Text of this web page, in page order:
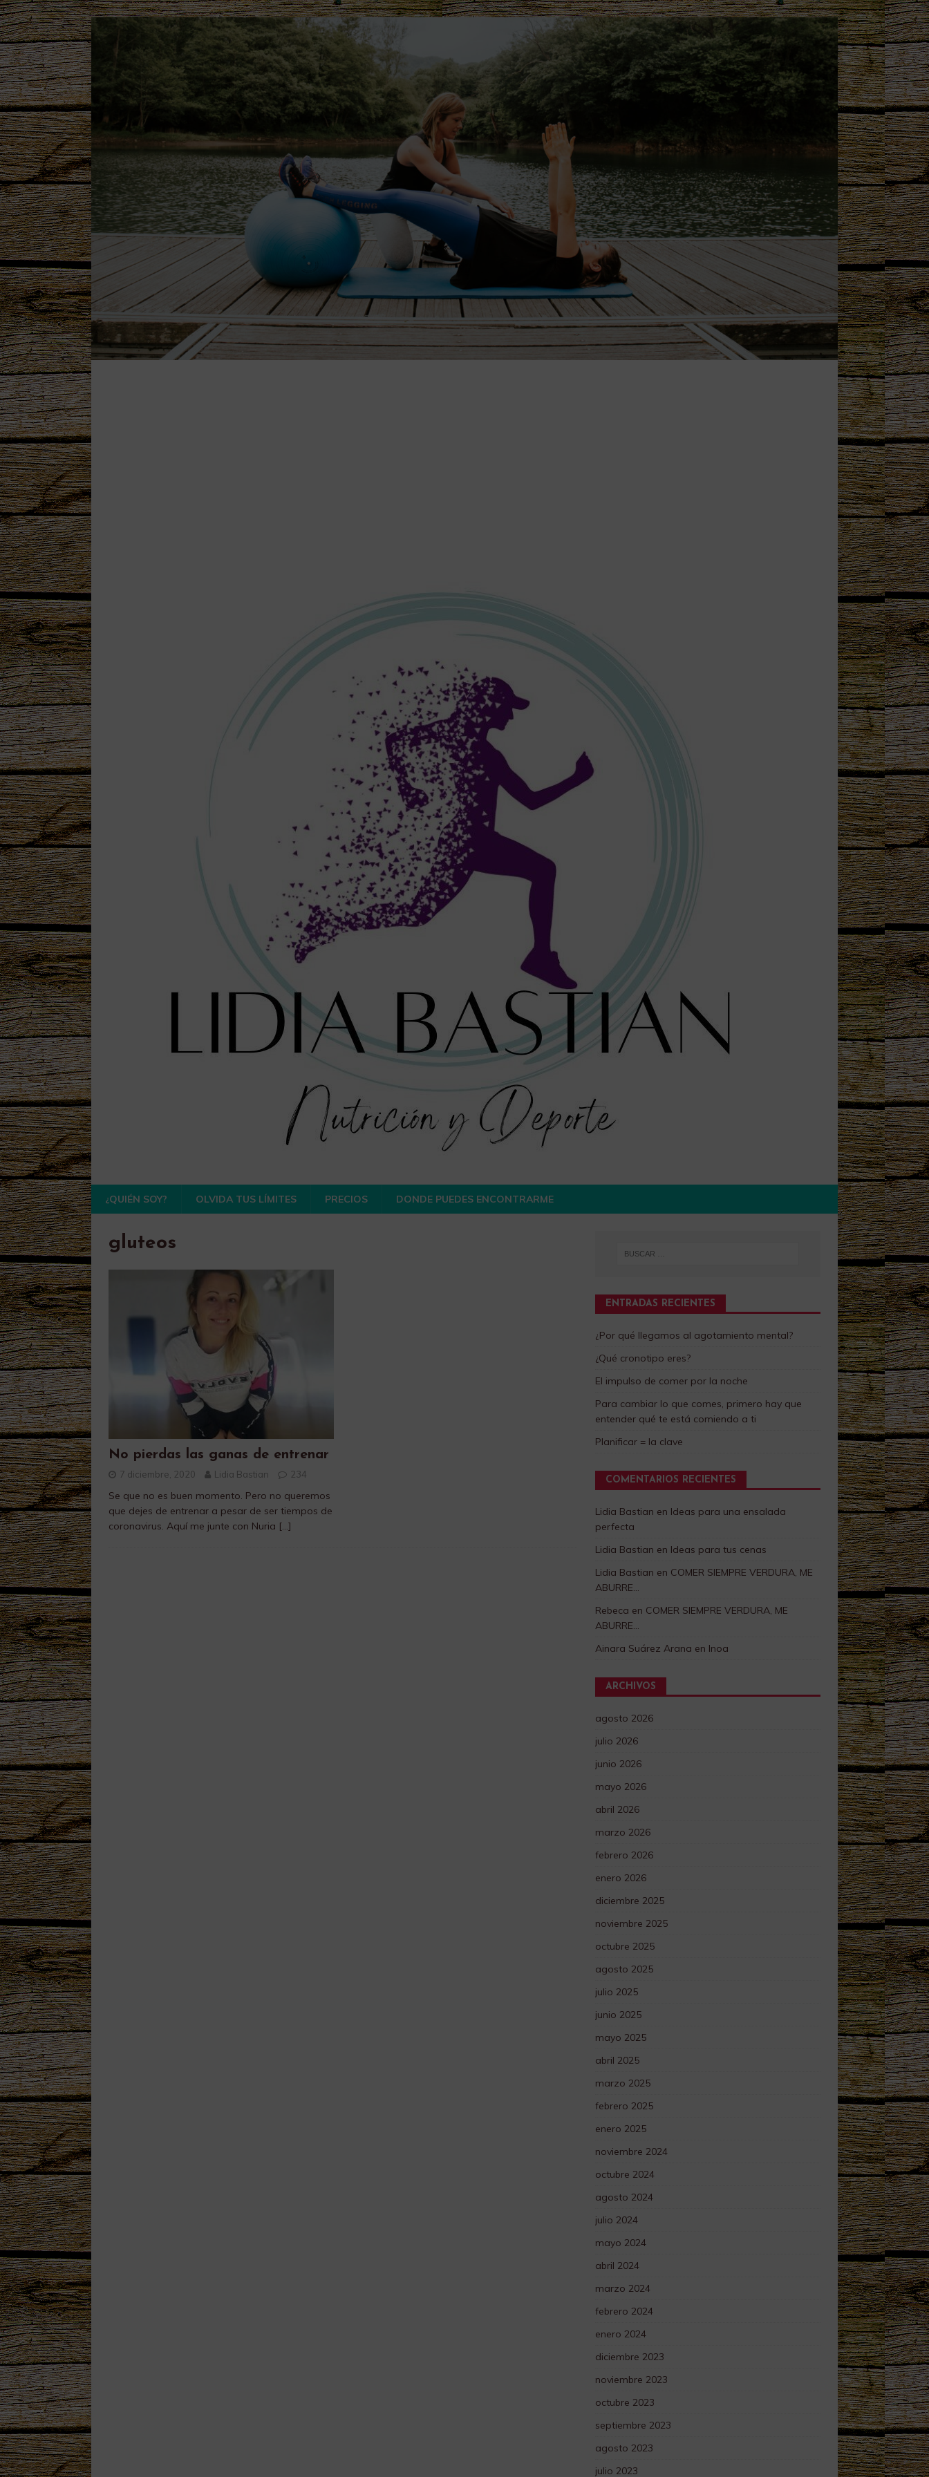
¿QUIÉN SOY? OLVIDA TUS LÍMITES PRECIOS DONDE PUEDES ENCONTRARME
gluteos
No pierdas las ganas de entrenar
7 diciembre, 2020 Lidia Bastian 234
Se que no es buen momento. Pero no queremos
que dejes de entrenar a pesar de ser tiempos de
coronavirus. Aquí me junte con Nuria […]
ENTRADAS RECIENTES
¿Por qué llegamos al agotamiento mental?
¿Qué cronotipo eres?
El impulso de comer por la noche
Para cambiar lo que comes, primero hay que
entender qué te está comiendo a ti
Planificar = la clave
COMENTARIOS RECIENTES
Lidia Bastian en Ideas para una ensalada
perfecta
Lidia Bastian en Ideas para tus cenas
Lidia Bastian en COMER SIEMPRE VERDURA, ME
ABURRE…
Rebeca en COMER SIEMPRE VERDURA, ME
ABURRE…
Ainara Suárez Arana en Inoa
ARCHIVOS
agosto 2026
julio 2026
junio 2026
mayo 2026
abril 2026
marzo 2026
febrero 2026
enero 2026
diciembre 2025
noviembre 2025
octubre 2025
agosto 2025
julio 2025
junio 2025
mayo 2025
abril 2025
marzo 2025
febrero 2025
enero 2025
noviembre 2024
octubre 2024
agosto 2024
julio 2024
mayo 2024
abril 2024
marzo 2024
febrero 2024
enero 2024
diciembre 2023
noviembre 2023
octubre 2023
septiembre 2023
agosto 2023
julio 2023